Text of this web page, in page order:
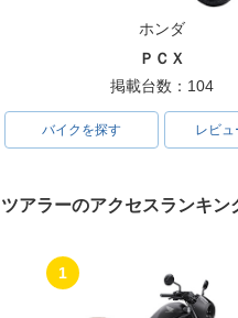
ホンダ
ＰＣＸ
掲載台数：104
バイクを探す レビュ
ツアラーのアクセスランキン
1